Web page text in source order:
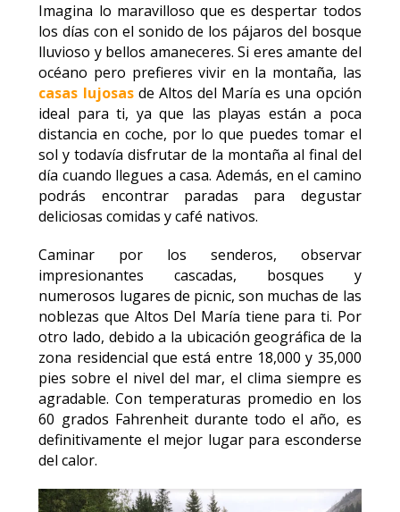
Imagina lo maravilloso que es despertar todos
los días con el sonido de los pájaros del bosque
lluvioso y bellos amaneceres. Si eres amante del
océano pero prefieres vivir en la montaña, las
casas lujosasde Altos del María es una opción
ideal para ti, ya que las playas están a poca
distancia en coche, por lo que puedes tomar el
sol y todavía disfrutar de la montaña al final del
día cuando llegues a casa. Además, en el camino
podrás encontrar paradas para degustar
deliciosas comidas y café nativos.
Caminar por los senderos, observar
impresionantes cascadas, bosques y
numerosos lugares de picnic, son muchas de las
noblezas que Altos Del María tiene para ti. Por
otro lado, debido a la ubicación geográfica de la
zona residencial que está entre 18,000 y 35,000
pies sobre el nivel del mar, el clima siempre es
agradable. Con temperaturas promedio en los
60 grados Fahrenheit durante todo el año, es
definitivamente el mejor lugar para esconderse
del calor.